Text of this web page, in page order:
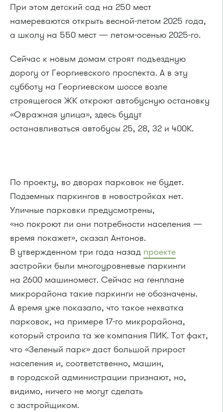
При этом детский сад на 250 мест
намереваются открыть весной-летом 2025 года,
а школу на 550 мест — летом-осенью 2025-го.
Сейчас к новым домам строят подъездную
дорогу от Георгиевского проспекта. А в эту
субботу на Георгиевском шоссе возле
строящегося ЖК откроют автобусную остановку
«Овражная улица», здесь будут
останавливаться автобусы 25, 28, 32 и 400К.
По проекту, во дворах парковок не будет.
Подземных паркингов в новостройках нет.
Уличные парковки предусмотрены,
«но покроют ли они потребности населения —
время покажет», сказал Антонов.
В утвержденном три года назад проекте
застройки были многоуровневые паркинги
на 2600 машиномест. Сейчас на генплане
микрорайона такие паркинги не обозначены.
А время уже показало, что такое нехватка
парковок, на примере 17-го микрорайона,
который строила та же компания ПИК. Тот факт,
что «Зеленый парк» даст большой прирост
населения и, соответственно, машин,
в городской администрации признают, но,
видимо, ничего не могут сделать
с застройщиком.